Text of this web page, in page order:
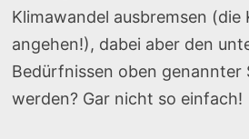
Klimawandel ausbremsen (die
angehen!), dabei aber den
Bedürfnissen oben genannter
werden? Gar nicht so einfach!